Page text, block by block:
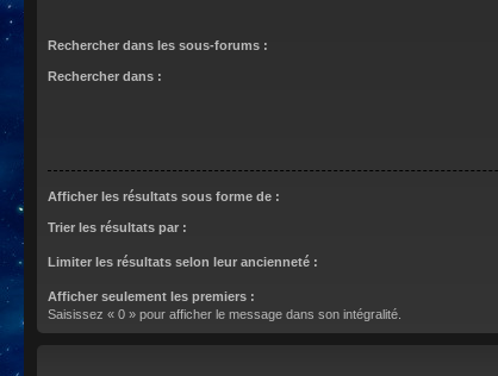
Rechercher dans les sous-forums :
Rechercher dans :
Afficher les résultats sous forme de :
Trier les résultats par :
Limiter les résultats selon leur ancienneté :
Afficher seulement les premiers :
Saisissez « 0 » pour afficher le message dans son intégralité.